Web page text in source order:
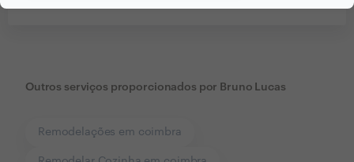
Outros serviços proporcionados por Bruno Lucas
Remodelações em coimbra